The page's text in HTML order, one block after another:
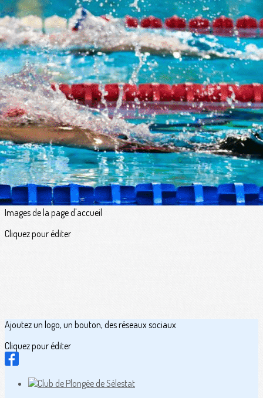
Exporter les lignes sélectionnées
Exporter toutes les colonnes
Exporter uniquement les colonnes affichées
Menu
<
>
Au fil de l'eau
Actualités
Prochainement
Agenda du club
Galeries photo
Petites annonces
?>
Images de la page d'accueil
Cliquez pour éditer
Ajoutez un logo, un bouton, des réseaux sociaux
Cliquez pour éditer